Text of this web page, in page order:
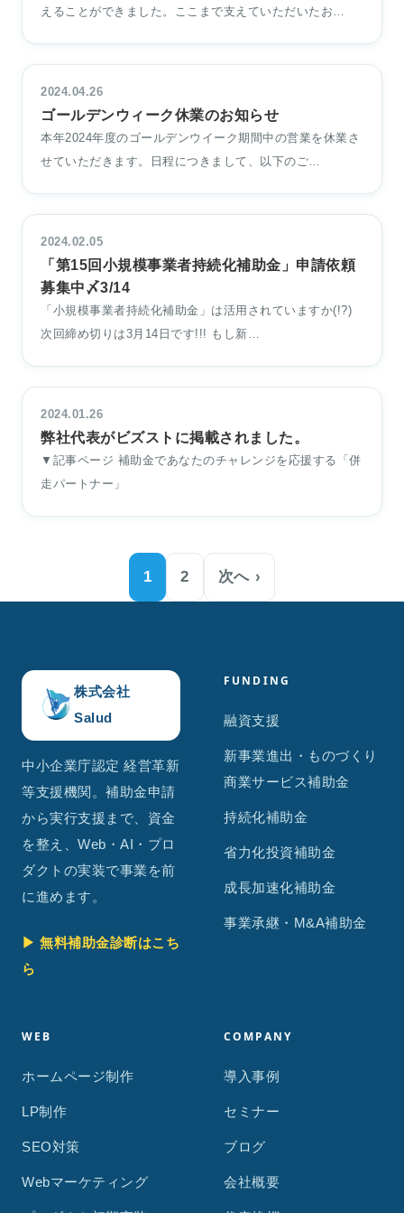
えることができました。ここまで支えていただいたお…
2024.04.26
ゴールデンウィーク休業のお知らせ
本年2024年度のゴールデンウイーク期間中の営業を休業さ
せていただきます。日程につきまして、以下のご…
2024.02.05
「第15回小規模事業者持続化補助金」申請依頼
募集中〆3/14
「小規模事業者持続化補助金」は活用されていますか(!?)
次回締め切りは3月14日です!!! もし新…
2024.01.26
弊社代表がビズストに掲載されました。
▼記事ページ 補助金であなたのチャレンジを応援する「併
走パートナー」
1 2 次へ ›
株式会社
Salud
中小企業庁認定 経営革新
等支援機関。補助金申請
から実行支援まで、資金
を整え、Web・AI・プロ
ダクトの実装で事業を前
に進めます。
▶ 無料補助金診断はこち
ら
FUNDING
融資支援
新事業進出・ものづくり
商業サービス補助金
持続化補助金
省力化投資補助金
成長加速化補助金
事業承継・M&A補助金
WEB
ホームページ制作
LP制作
SEO対策
Webマーケティング
COMPANY
導入事例
セミナー
ブログ
会社概要